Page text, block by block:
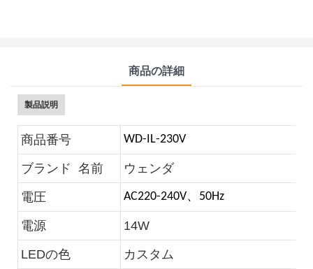
商品の詳細
製品説明
商品番号 WD-IL-230V
ブランド 名前 ウェンダ
電圧 AC220-240V、50Hz
電源 14W
LEDの色 カスタム